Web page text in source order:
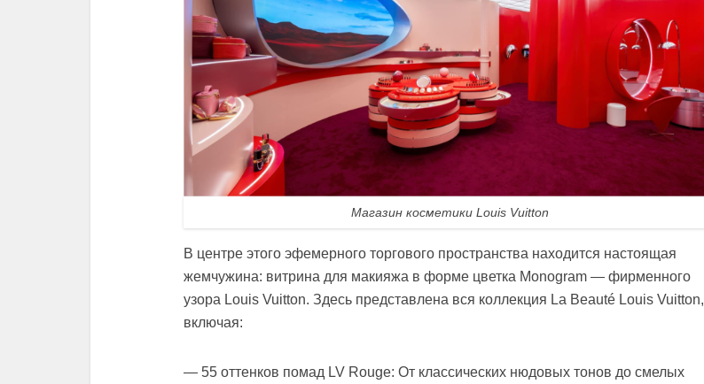
Магазин косметики Louis Vuitton
В центре этого эфемерного торгового пространства находится настоящая
жемчужина: витрина для макияжа в форме цветка Monogram — фирменного
узора Louis Vuitton. Здесь представлена вся коллекция La Beauté Louis Vuitton,
включая:
— 55 оттенков помад LV Rouge: От классических нюдовых тонов до смелых